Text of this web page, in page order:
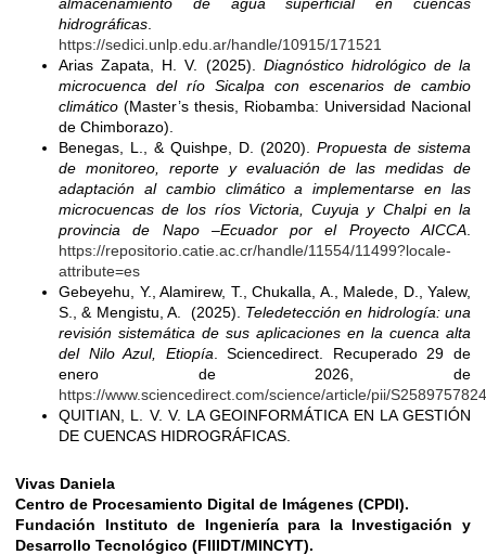
hidrográficas
https://sedici.unlp.edu.ar/handle/10915/171521
Arias Zapata, H. V. (2025). Diagnóstico hidrológico de la
microcuenca del río Sicalpa con escenarios de cambio
climático (Master’s thesis, Riobamba: Universidad Nacional
de Chimborazo).
Benegas, L., & Quishpe, D. (2020). Propuesta de sistema
de monitoreo, reporte y evaluación de las medidas de
adaptación al cambio climático a implementarse en las
microcuencas de los ríos Victoria, Cuyuja y Chalpi en la
provincia de Napo –Ecuador por el Proyecto AICCA
https://repositorio.catie.ac.cr/handle/11554/11499?locale-
attribute=es
Gebeyehu, Y., Alamirew, T., Chukalla, A., Malede, D., Yalew,
S., & Mengistu, A. (2025). Teledetección en hidrología: una
revisión sistemática de sus aplicaciones en la cuenca alta
del Nilo Azul, Etiopía . Sciencedirect. Recuperado 29 de
enero de 2026, de
https://www.sciencedirect.com/science/article/pii/
QUITIAN, L. V. V. LA GEOINFORMÁTICA EN LA GESTIÓN
DE CUENCAS HIDROGRÁFICAS.
Vivas Daniela
Centro de Procesamiento Digital de Imágenes (CPDI).
Fundación Instituto de Ingeniería para la Investigación y
Desarrollo Tecnológico (FIIIDT/MINCYT).